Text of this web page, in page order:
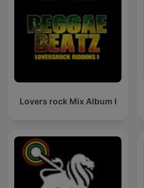
Lovers rock Mix Album I